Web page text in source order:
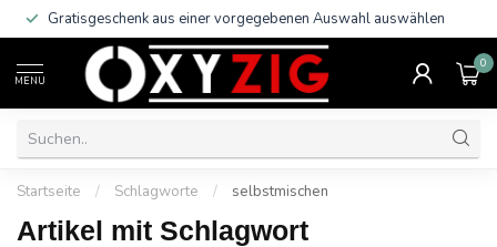
Gratisgeschenk aus einer vorgegebenen Auswahl auswählen
MENU
0
Startseite / Schlagworte / selbstmischen
Artikel mit Schlagwort